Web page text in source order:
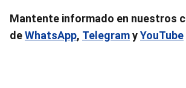
Mantente informado en nuestros
deWhatsApp, TelegramyYouTube